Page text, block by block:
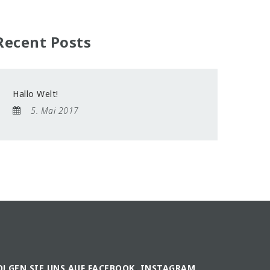
Posts
Hallo Welt!
5. Mai 2017